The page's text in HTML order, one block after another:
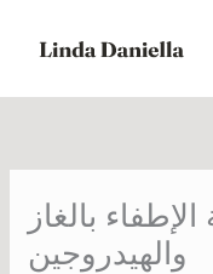
بالغاز
والهيدروجين